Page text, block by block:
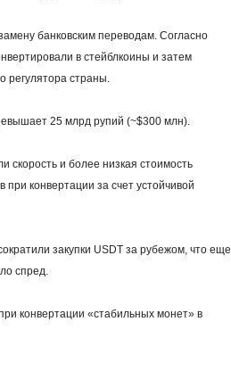
банковским переводам. Согласно
в стейблкоины и затем
регулятора страны.
25 млрд рупий (~$300 млн).
скорость и более низкая стоимость
конвертации за счет устойчивой
закупки USDT за рубежом, что еще
спред.
конвертации «стабильных монет» в